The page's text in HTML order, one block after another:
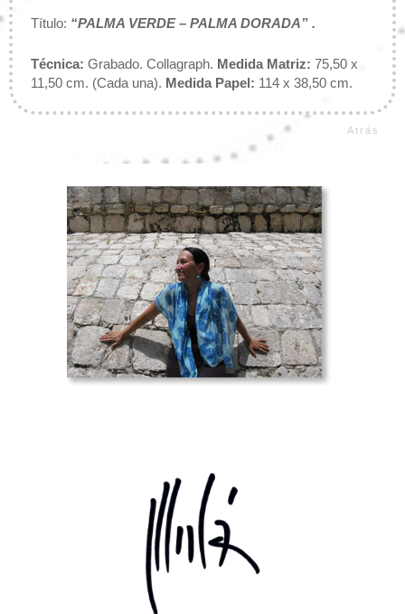
Título: “PALMA VERDE – PALMA DORADA” .
Técnica: Grabado. Collagraph. Medida Matriz: 75,50 x
11,50 cm. (Cada una). Medida Papel: 114 x 38,50 cm.
Atrás